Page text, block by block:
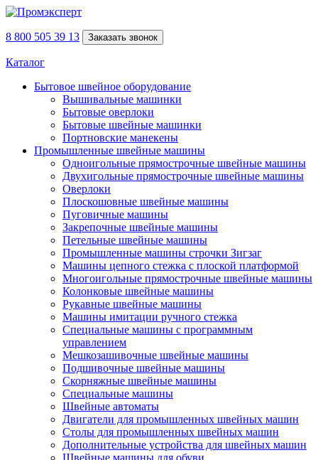
8 800 505 39 13 Заказать звонок
Каталог
Бытовое швейное оборудование
Вышивальные машинки
Бытовые оверлоки
Бытовые швейные машинки
Портновские манекены
Промышленные швейные машины
Одноигольные прямострочные швейные машины
Двухигольные прямострочные швейные машины
Оверлоки
Плоскошовные швейные машины
Пуговичные машины
Закрепочные швейные машины
Петельные швейные машины
Промышленные машины строчки Зигзаг
Машины цепного стежка с плоской платформой
Многоигольные прямострочные швейные машины
Колонковые швейные машины
Рукавные швейные машины
Машины имитации ручного стежка
Специальные машины с программным
управлением
Мешкозашивочные швейные машины
Подшивочные швейные машины
Скорняжные швейные машины
Специальные машины
Швейные автоматы
Двигатели для промышленных швейных машин
Столы для промышленных швейных машин
Дополнительные устройства для швейных машин
Швейные машины для обуви